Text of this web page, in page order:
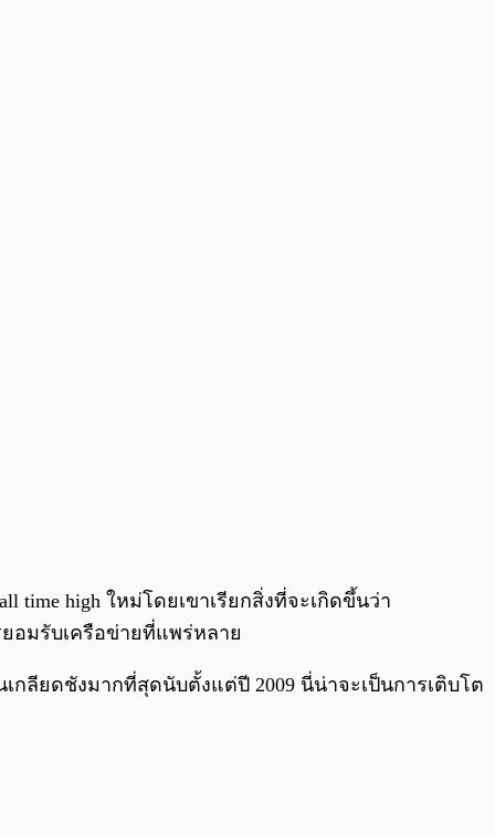
time high ใหม่โดยเขาเรียกสิ่งที่จะเกิดขึ้นว่า
ยอมรับเครือข่ายที่แพร่หลาย
กลียดชังมากที่สุดนับตั้งแต่ปี 2009 นี่น่าจะเป็นการเติบโต